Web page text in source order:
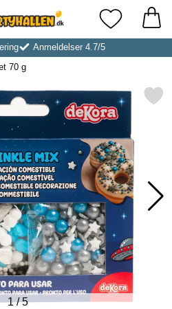
for Partyhallen AB Mine
Anmeldelser 4.7/5
70 g
Markér krymmelmix
1/5